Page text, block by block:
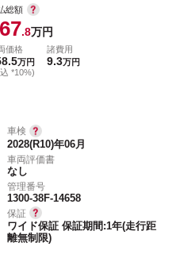
総額
.8万円
価格
万円
*10%)
諸費用
9.3万円
車検
2028(R10)年06月
車両評価書
なし
管理番号
1300-38F-14658
保証
ワイド保証 保証期間:1年(走行距
離無制限)